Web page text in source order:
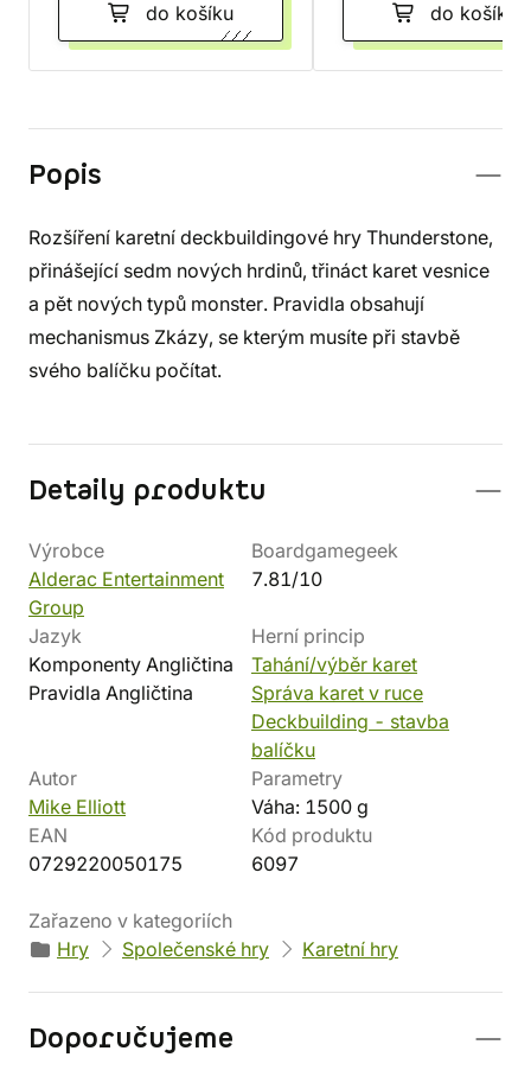
do košíku do košíku
Popis
Rozšíření karetní deckbuildingové hry Thunderstone,
přinášející sedm nových hrdinů, třináct karet vesnice
a pět nových typů monster. Pravidla obsahují
mechanismus Zkázy, se kterým musíte při stavbě
svého balíčku počítat.
Detaily produktu
Výrobce
Alderac Entertainment
Group
Boardgamegeek
7.81/10
Jazyk
Komponenty Angličtina
Pravidla Angličtina
Herní princip
Tahání/výběr karet
Správa karet v ruce
Deckbuilding - stavba
balíčku
Autor
Mike Elliott
Parametry
Váha: 1500 g
EAN
0729220050175
Kód produktu
6097
Zařazeno v kategoriích
Hry
Společenské hry Karetní hry
Doporučujeme